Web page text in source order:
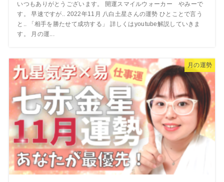
いつもありがとうございます。 開運スマイルウォーカー やみーで
す。 早速ですが.. 2022年11月 八白土星さんの運勢 ひとことで言う
と.. 「相手を勝たせて成功する」 詳しくはyoutube解説していきま
す。 月の運...
月の運勢